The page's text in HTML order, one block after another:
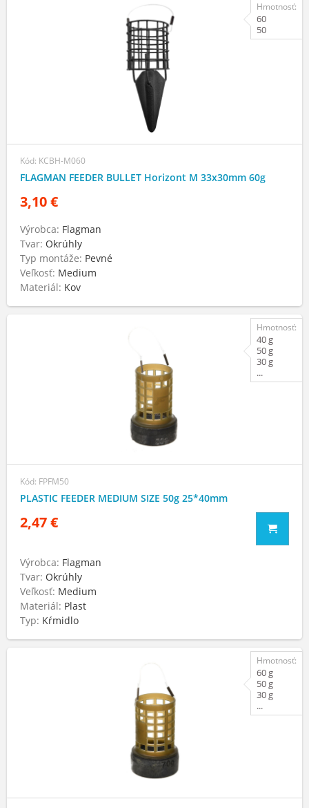
Kód: KCBH-M060
FLAGMAN FEEDER BULLET Horizont M 33х30mm 60g
3,10 €
Výrobca: Flagman
Tvar: Okrúhly
Typ montáže: Pevné
Veľkosť: Medium
Materiál: Kov
Hmotnosť:
60
50
Kód: FPFM50
PLASTIC FEEDER MEDIUM SIZE 50g 25*40mm
2,47 €
Výrobca: Flagman
Tvar: Okrúhly
Veľkosť: Medium
Materiál: Plast
Typ: Kŕmidlo
Hmotnosť:
40 g
50 g
30 g
...
Hmotnosť:
60 g
50 g
30 g
...